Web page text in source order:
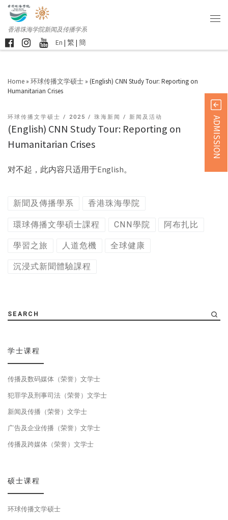
香港珠海学院新闻及传播学系
En | 繁 | 簡
Home » 环球传播文学硕士 » (English) CNN Study Tour: Reporting on
Humanitarian Crises
环球传播文学硕士 2025 珠海新闻 新闻及活动
(English) CNN Study Tour: Reporting on
Humanitarian Crises
对不起，此内容只适用于English。
新聞及傳播學系 香港珠海學院
環球傳播文學碩士課程 CNN學院 阿布扎比
學習之旅 人道危機 全球健康
沉浸式新聞體驗課程
SEARCH
学士课程
传播及数码媒体（荣誉）文学士
犯罪学及刑事司法（荣誉）文学士
新闻及传播（荣誉）文学士
广告及企业传播（荣誉）文学士
传播及跨媒体（荣誉）文学士
硕士课程
环球传播文学硕士
ADMISSION